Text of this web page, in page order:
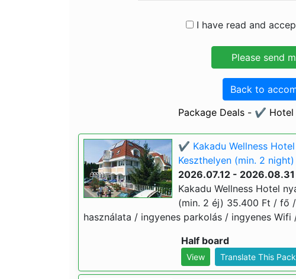
I have read and
Back to
Package Deals - ✔️ Hotel
✔️ Kakadu Wellness
Keszthelyen (min. 2 night)
2026.07.12 - 2026.08.31
Kakadu Wellness Hotel
(min. 2 éj) 35.400 Ft / fő
használata / ingyenes parkolás / ingyenes Wifi
Half board
View Translate This